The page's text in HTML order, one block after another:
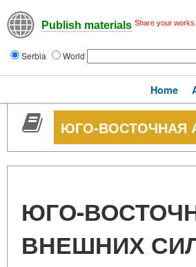
Publish materials Share your works
Serbia World
Home
ЮГО-ВОСТОЧНАЯ
ЮГО-
ВНЕШНИХ